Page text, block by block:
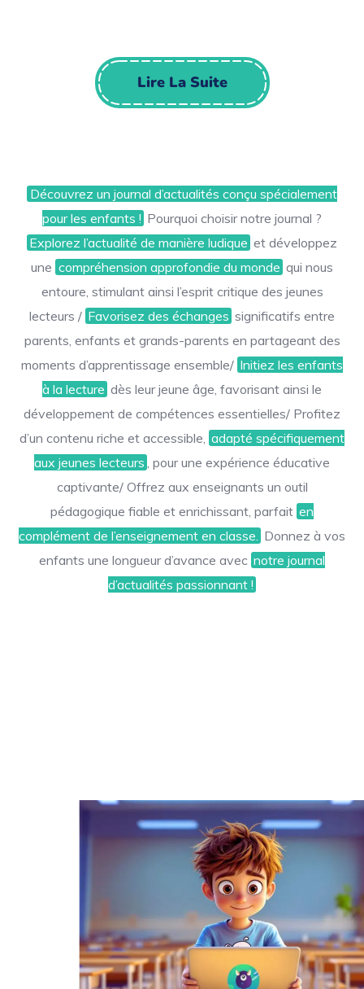
Lire La Suite
Découvrez un journal d’actualités conçu spécialement
pour les enfants ! Pourquoi choisir notre journal ?
Explorez l’actualité de manière ludique et développez
une compréhension approfondie du monde qui nous
entoure, stimulant ainsi l’esprit critique des jeunes
lecteurs / Favorisez des échanges significatifs entre
parents, enfants et grands-parents en partageant des
moments d’apprentissage ensemble/ Initiez les enfants
à la lecture dès leur jeune âge, favorisant ainsi le
développement de compétences essentielles/ Profitez
d’un contenu riche et accessible, adapté spécifiquement
aux jeunes lecteurs , pour une expérience éducative
captivante/ Offrez aux enseignants un outil
pédagogique fiable et enrichissant, parfait en
complément de l’enseignement en classe. Donnez à vos
enfants une longueur d’avance avec notre journal
d’actualités passionnant !